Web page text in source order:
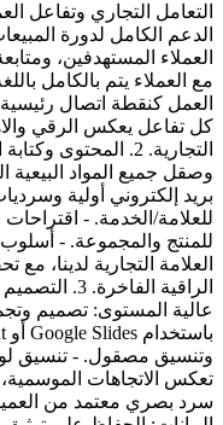
التعامل التجاري وتفاعل
الدعم الكامل لدورة
العملاء المستهدفين،
مع العملاء يتم بالكامل
العمل كنقطة اتصال
كل تفاعل يعكس الرقي
التجارية. 2.
وصقل جميع المواد البيعية
بريد إلكتروني أولية
للعلامة/الخدمة. -
للمنتج والمجموعة. -
العلامة التجارية لدينا، مع
الراقية
عالية المستوى: تصميم
وتنسيق مصقول. - تنسيق
تعكس الاتجاهات الموسمية،